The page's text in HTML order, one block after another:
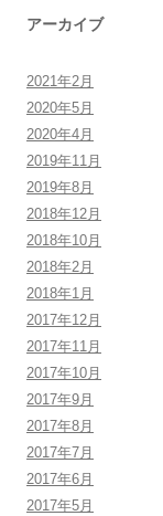
アーカイブ
2021年2月
2020年5月
2020年4月
2019年11月
2019年8月
2018年12月
2018年10月
2018年2月
2018年1月
2017年12月
2017年11月
2017年10月
2017年9月
2017年8月
2017年7月
2017年6月
2017年5月